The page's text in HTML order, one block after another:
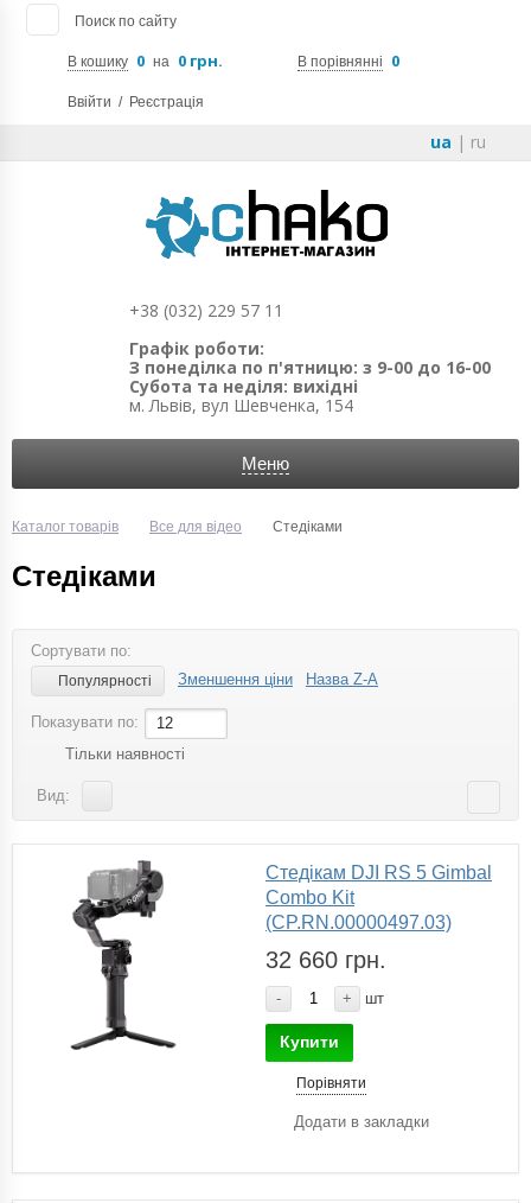
Поиск по сайту
В кошику 0 на 0 грн. В порівнянні 0
Ввійти / Реєстрація
ua | ru
+38 (032) 229 57 11
Графік роботи:
З понеділка по п'ятницю: з 9-00 до 16-00
Субота та неділя: вихідні
м. Львів, вул Шевченка, 154
Меню
Каталог товарів Все для відео Стедіками
Стедіками
Сортувати по:
Популярності Зменшення ціни Назва Z-A
Показувати по:
12
Тільки наявності
Вид:
Стедікам DJI RS 5 Gimbal
Combo Kit
(CP.RN.00000497.03)
32 660 грн.
- + шт
Купити
Порівняти
Додати в закладки